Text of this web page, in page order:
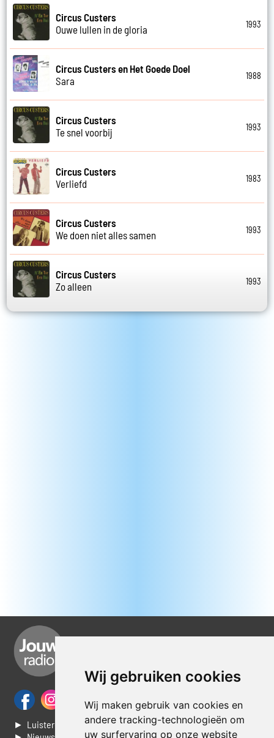
Wij gebruiken cookies
Wij maken gebruik van cookies en
andere tracking-technologieën om
uw surfervaring op onze website
Circus Custers
Ouwe lullen in de gloria
1993
Circus Custers en Het Goede Doel
Sara
1988
Circus Custers
Te snel voorbij
1993
Circus Custers
Verliefd
1983
Circus Custers
We doen niet alles samen
1993
Circus Custers
Zo alleen
1993
► Luisteren naar Jouwradio